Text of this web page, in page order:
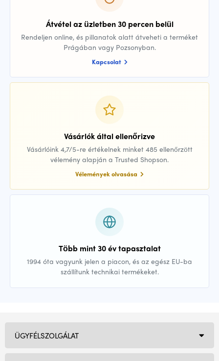
Átvétel az üzletben 30 percen belül
Rendeljen online, és pillanatok alatt átveheti a terméket
Prágában vagy Pozsonyban.
Kapcsolat
Vásárlók által ellenőrizve
Vásárlóink 4,7/5-re értékelnek minket 485 ellenőrzött
vélemény alapján a Trusted Shopson.
Vélemények olvasása
Több mint 30 év tapasztalat
1994 óta vagyunk jelen a piacon, és az egész EU-ba
szállítunk technikai termékeket.
ÜGYFÉLSZOLGÁLAT